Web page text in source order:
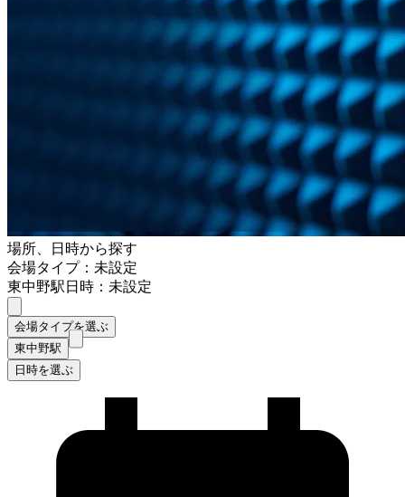
場所、日時から探す
会場タイプ：未設定
東中野駅日時：未設定
会場タイプを選ぶ
東中野駅
日時を選ぶ